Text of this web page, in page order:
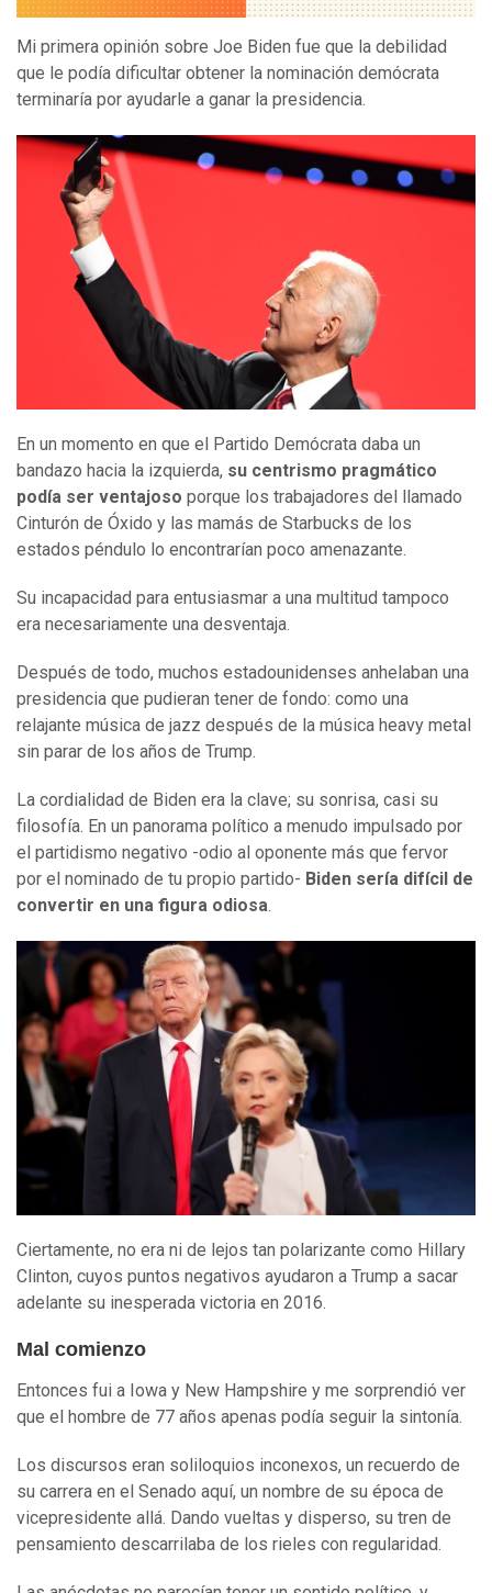
Mi primera opinión sobre Joe Biden fue que la debilidad
que le podía dificultar obtener la nominación demócrata
terminaría por ayudarle a ganar la presidencia.
En un momento en que el Partido Demócrata daba un
bandazo hacia la izquierda, su centrismo pragmático
podía ser ventajoso porque los trabajadores del llamado
Cinturón de Óxido y las mamás de Starbucks de los
estados péndulo lo encontrarían poco amenazante.
Su incapacidad para entusiasmar a una multitud tampoco
era necesariamente una desventaja.
Después de todo, muchos estadounidenses anhelaban una
presidencia que pudieran tener de fondo: como una
relajante música de jazz después de la música heavy metal
sin parar de los años de Trump.
La cordialidad de Biden era la clave; su sonrisa, casi su
filosofía. En un panorama político a menudo impulsado por
el partidismo negativo -odio al oponente más que fervor
por el nominado de tu propio partido- Biden sería difícil de
convertir en una figura odiosa.
Ciertamente, no era ni de lejos tan polarizante como Hillary
Clinton, cuyos puntos negativos ayudaron a Trump a sacar
adelante su inesperada victoria en 2016.
Mal comienzo
Entonces fui a Iowa y New Hampshire y me sorprendió ver
que el hombre de 77 años apenas podía seguir la sintonía.
Los discursos eran soliloquios inconexos, un recuerdo de
su carrera en el Senado aquí, un nombre de su época de
vicepresidente allá. Dando vueltas y disperso, su tren de
pensamiento descarrilaba de los rieles con regularidad.